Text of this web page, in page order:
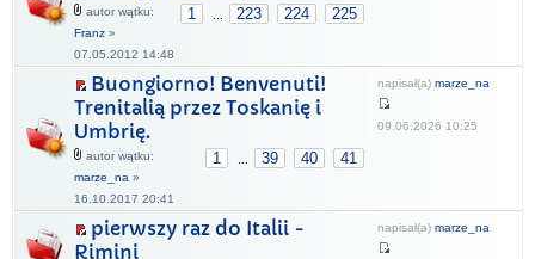
1 223 224 225
autor wątku:
Franz »
07.05.2012 14:48
Buongiorno! Benvenuti!
Trenitalią przez Toskanię i
Umbrię.
1 39 40 41
autor wątku:
marze_na »
16.10.2017 20:41
napisał(a) marze_na
09.06.2026 10:25
pierwszy raz do Italii -
Rimini
napisał(a) marze_na